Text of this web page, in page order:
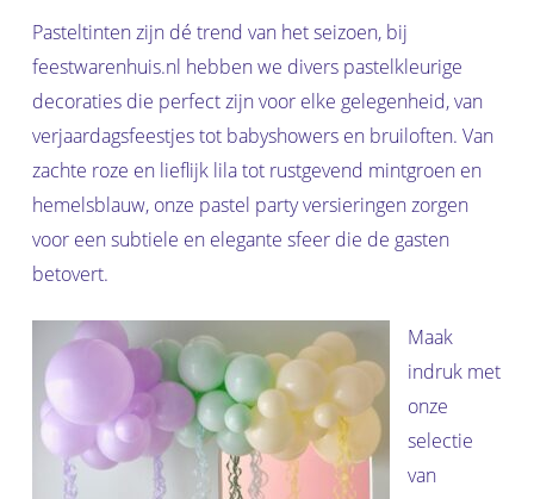
Pasteltinten zijn dé trend van het seizoen, bij
feestwarenhuis.nl hebben we divers pastelkleurige
decoraties die perfect zijn voor elke gelegenheid, van
verjaardagsfeestjes tot babyshowers en bruiloften. Van
zachte roze en lieflijk lila tot rustgevend mintgroen en
hemelsblauw, onze pastel party versieringen zorgen
voor een subtiele en elegante sfeer die de gasten
betovert.
Maak
indruk met
onze
selectie
van